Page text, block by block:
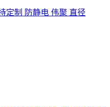
定制 防静电 伟聚 直径